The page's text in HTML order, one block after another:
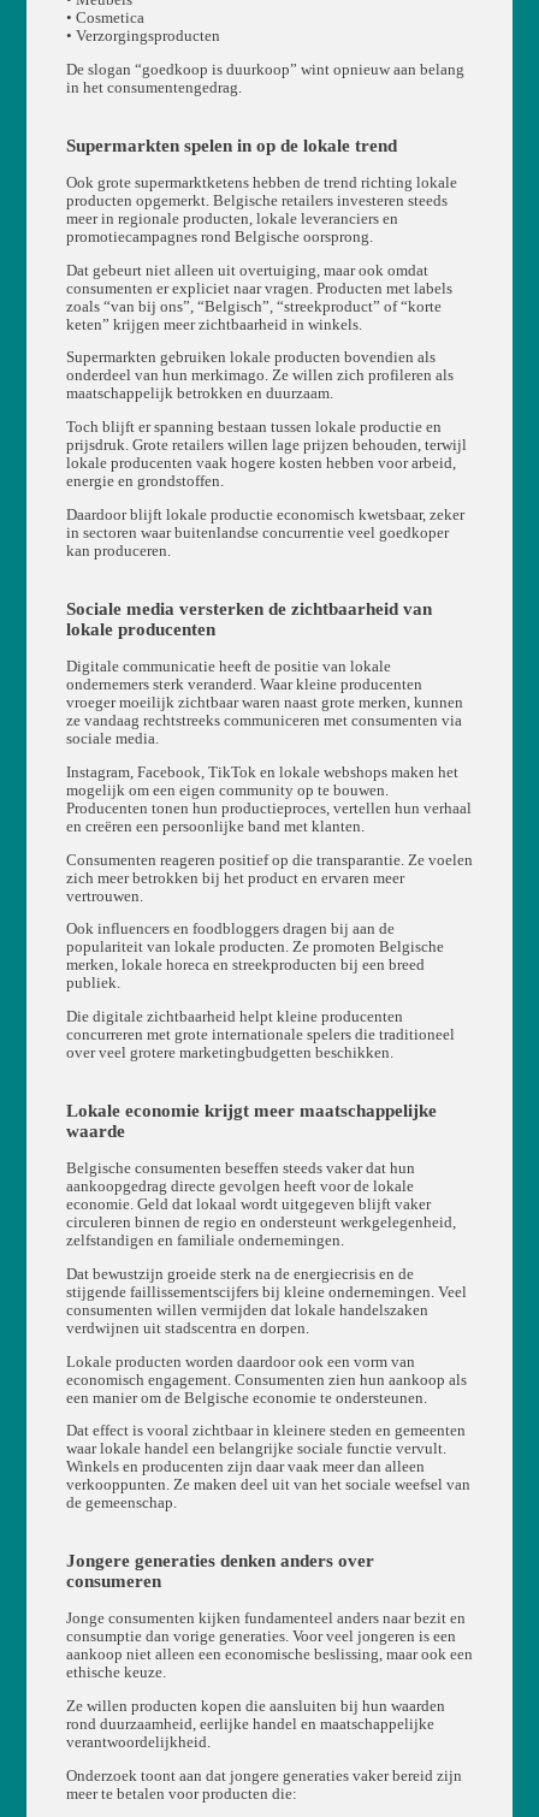
• Cosmetica
• Verzorgingsproducten
De slogan “goedkoop is duurkoop” wint opnieuw aan belang
in het consumentengedrag.
Supermarkten spelen in op de lokale trend
Ook grote supermarktketens hebben de trend richting lokale
producten opgemerkt. Belgische retailers investeren steeds
meer in regionale producten, lokale leveranciers en
promotiecampagnes rond Belgische oorsprong.
Dat gebeurt niet alleen uit overtuiging, maar ook omdat
consumenten er expliciet naar vragen. Producten met labels
zoals “van bij ons”, “Belgisch”, “streekproduct” of “korte
keten” krijgen meer zichtbaarheid in winkels.
Supermarkten gebruiken lokale producten bovendien als
onderdeel van hun merkimago. Ze willen zich profileren als
maatschappelijk betrokken en duurzaam.
Toch blijft er spanning bestaan tussen lokale productie en
prijsdruk. Grote retailers willen lage prijzen behouden, terwijl
lokale producenten vaak hogere kosten hebben voor arbeid,
energie en grondstoffen.
Daardoor blijft lokale productie economisch kwetsbaar, zeker
in sectoren waar buitenlandse concurrentie veel goedkoper
kan produceren.
Sociale media versterken de zichtbaarheid van
lokale producenten
Digitale communicatie heeft de positie van lokale
ondernemers sterk veranderd. Waar kleine producenten
vroeger moeilijk zichtbaar waren naast grote merken, kunnen
ze vandaag rechtstreeks communiceren met consumenten via
sociale media.
Instagram, Facebook, TikTok en lokale webshops maken het
mogelijk om een eigen community op te bouwen.
Producenten tonen hun productieproces, vertellen hun verhaal
en creëren een persoonlijke band met klanten.
Consumenten reageren positief op die transparantie. Ze voelen
zich meer betrokken bij het product en ervaren meer
vertrouwen.
Ook influencers en foodbloggers dragen bij aan de
populariteit van lokale producten. Ze promoten Belgische
merken, lokale horeca en streekproducten bij een breed
publiek.
Die digitale zichtbaarheid helpt kleine producenten
concurreren met grote internationale spelers die traditioneel
over veel grotere marketingbudgetten beschikken.
Lokale economie krijgt meer maatschappelijke
waarde
Belgische consumenten beseffen steeds vaker dat hun
aankoopgedrag directe gevolgen heeft voor de lokale
economie. Geld dat lokaal wordt uitgegeven blijft vaker
circuleren binnen de regio en ondersteunt werkgelegenheid,
zelfstandigen en familiale ondernemingen.
Dat bewustzijn groeide sterk na de energiecrisis en de
stijgende faillissementscijfers bij kleine ondernemingen. Veel
consumenten willen vermijden dat lokale handelszaken
verdwijnen uit stadscentra en dorpen.
Lokale producten worden daardoor ook een vorm van
economisch engagement. Consumenten zien hun aankoop als
een manier om de Belgische economie te ondersteunen.
Dat effect is vooral zichtbaar in kleinere steden en gemeenten
waar lokale handel een belangrijke sociale functie vervult.
Winkels en producenten zijn daar vaak meer dan alleen
verkooppunten. Ze maken deel uit van het sociale weefsel van
de gemeenschap.
Jongere generaties denken anders over
consumeren
Jonge consumenten kijken fundamenteel anders naar bezit en
consumptie dan vorige generaties. Voor veel jongeren is een
aankoop niet alleen een economische beslissing, maar ook een
ethische keuze.
Ze willen producten kopen die aansluiten bij hun waarden
rond duurzaamheid, eerlijke handel en maatschappelijke
verantwoordelijkheid.
Onderzoek toont aan dat jongere generaties vaker bereid zijn
meer te betalen voor producten die: